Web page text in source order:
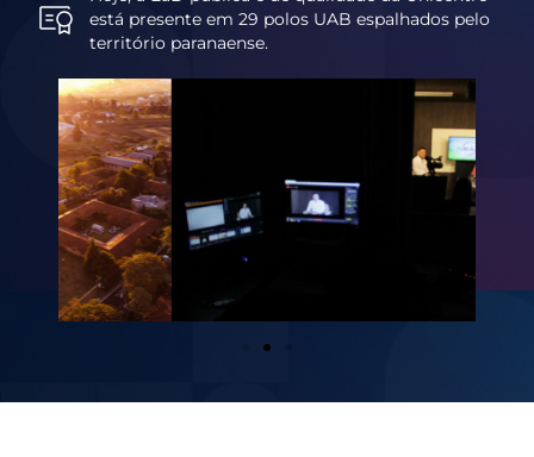
está presente em 29 polos UAB espalhados pelo
território paranaense.